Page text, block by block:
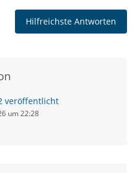
Hilfreichste Antworten
veröffentlicht
um 22:28